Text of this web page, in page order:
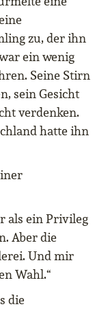
zu, der ihn
ein wenig
Seine Stirn
sein Gesicht
verdenken.
hatte ihn
als ein Privileg
Aber die
Und mir
Wahl.“
die